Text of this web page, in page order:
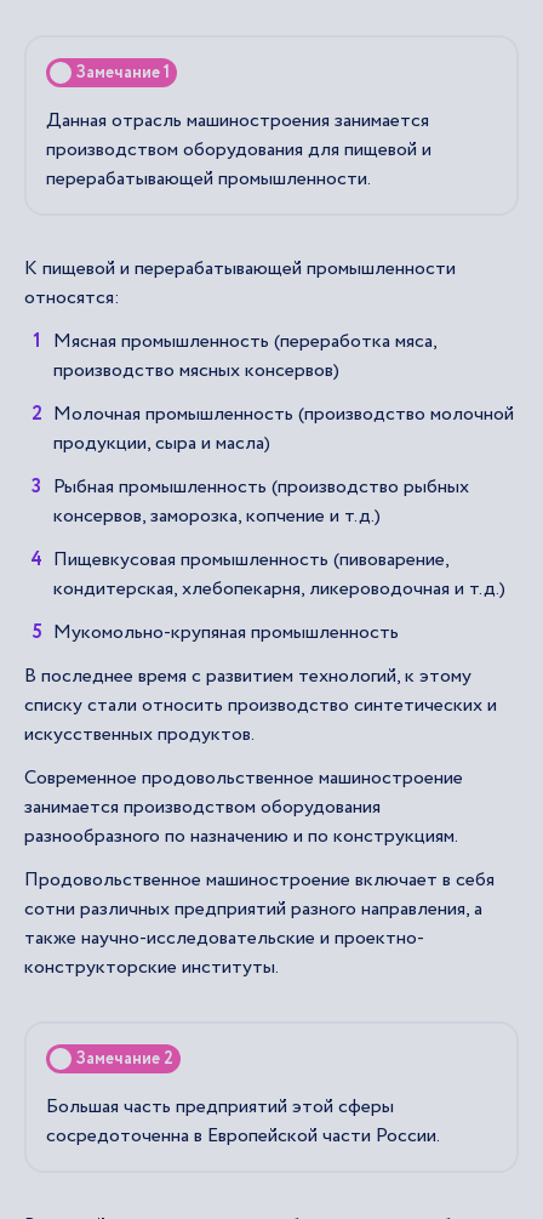
Замечание 1
Данная отрасль машиностроения занимается
производством оборудования для пищевой и
перерабатывающей промышленности.
К пищевой и перерабатывающей промышленности
относятся:
Мясная промышленность (переработка мяса,
производство мясных консервов)
Молочная промышленность (производство молочной
продукции, сыра и масла)
Рыбная промышленность (производство рыбных
консервов, заморозка, копчение и т.д.)
Пищевкусовая промышленность (пивоварение,
кондитерская, хлебопекарня, ликероводочная и т.д.)
Мукомольно-крупяная промышленность
В последнее время с развитием технологий, к этому
списку стали относить производство синтетических и
искусственных продуктов.
Современное продовольственное машиностроение
занимается производством оборудования
разнообразного по назначению и по конструкциям.
Продовольственное машиностроение включает в себя
сотни различных предприятий разного направления, а
также научно-исследовательские и проектно-
конструкторские институты.
Замечание 2
Большая часть предприятий этой сферы
сосредоточенна в Европейской части России.